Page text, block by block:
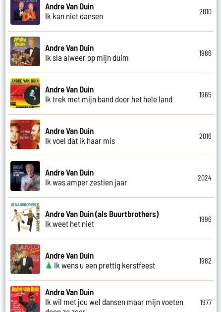
Andre Van Duin
Ik kan niet dansen
2010
Andre Van Duin
Ik sla alweer op mijn duim
1986
Andre Van Duin
Ik trek met mijn band door het hele land
1965
Andre Van Duin
Ik voel dat ik haar mis
2016
Andre Van Duin
Ik was amper zestien jaar
2024
Andre Van Duin (als Buurtbrothers)
Ik weet het niet
1996
Andre Van Duin
Ik wens u een prettig kerstfeest
1982
Andre Van Duin
Ik wil met jou wel dansen maar mijn voeten
1977